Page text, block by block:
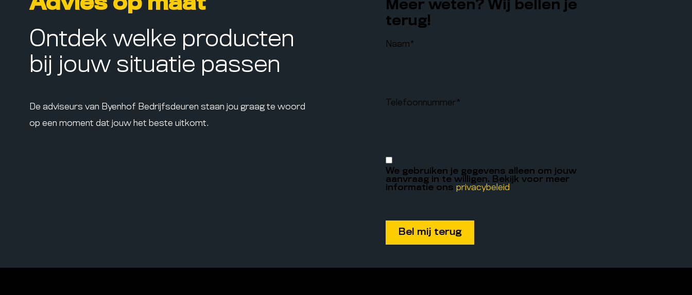
Ontdek welke producten
bij jouw situatie passen
De adviseurs van Byenhof Bedrijfsdeuren staan jou graag te woord
op een moment dat jouw het beste uitkomt.
Meer weten? Wij bellen je
terug!
Naam*
Telefoonnummer*
We gebruiken je gegevens alleen om jouw
aanvraag in te willigen. Bekijk voor meer
informatie onsprivacybeleid